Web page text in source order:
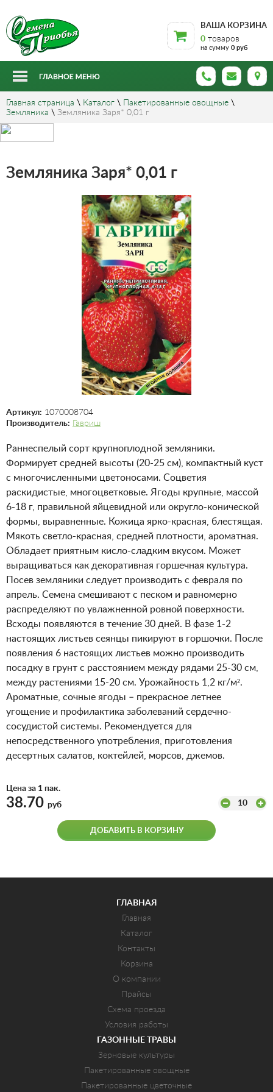
ВАША КОРЗИНА
0 товаров
на сумму 0 руб
Главная страница \ Каталог \ Пакетированные овощные \
Земляника \ Земляника Заря* 0,01 г
Земляника Заря* 0,01 г
Артикул: 1070008704
Производитель:
Гавриш
Раннеспелый сорт крупноплодной земляники.
Формирует средней высоты (20-25 см), компактный куст
с многочисленными цветоносами. Соцветия
раскидистые, многоцветковые. Ягоды крупные, массой
6-18 г, правильной яйцевидной или округло-конической
формы, выравненные. Кожица ярко-красная, блестящая.
Мякоть светло-красная, средней плотности, ароматная.
Обладает приятным кисло-сладким вкусом. Может
выращиваться как декоративная горшечная культура.
Посев земляники следует производить c февраля по
апрель. Семена смешивают с песком и равномерно
распределяют по увлажненной ровной поверхности.
Всходы появляются в течение 30 дней. В фазе 1-2
настоящих листьев сеянцы пикируют в горшочки. После
появления 6 настоящих листьев можно производить
посадку в грунт с расстоянием между рядами 25-30 см,
между растениями 15-20 см. Урожайность 1,2 кг/м².
Ароматные, сочные ягоды – прекрасное летнее
угощение и профилактика заболеваний сердечно-
сосудистой системы. Рекомендуется для
непосредственного употребления, приготовления
десертных салатов, коктейлей, морсов, джемов.
Цена за 1 пак.
38.70 руб 10
ДОБАВИТЬ В КОРЗИНУ
ГЛАВНАЯ
Главная
Каталог
Контакты
Корзина
О компании
Прайсы
Схема проезда
Условия работы
ГАЗОННЫЕ ТРАВЫ
Зерновые культуры
Пакетированные овощные
Пакетированные цветочные